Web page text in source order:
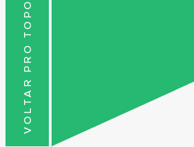
VOLTAR PRO TOPO